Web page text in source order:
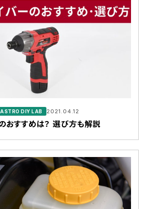
ASTRO DIY LAB 2021.04.12
おすすめは？ 選び方も解説